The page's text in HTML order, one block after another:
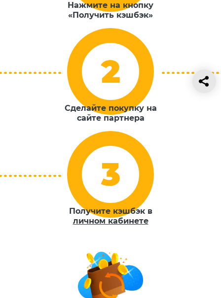
Нажмите на кнопку
«Получить кэшбэк»
Сделайте покупку на
сайте партнера
Получите кэшбэк в
личном кабинете